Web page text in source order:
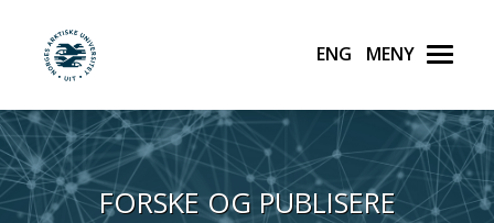
Hopp til hovedinnhold
UiT Norges arktiske
English Meny
FORSKE OG PUBLISERE